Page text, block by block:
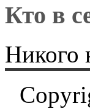
Кто в
Никого